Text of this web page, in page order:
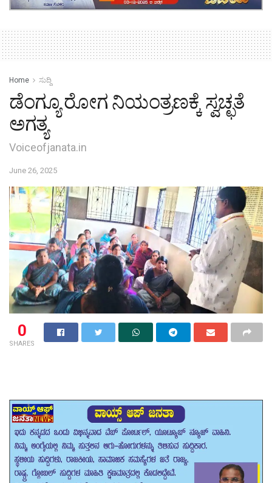
Home ಸುದ್ದಿ
ಡೆಂಗ್ಯೂ ರೋಗ ನಿಯಂತ್ರಣಕ್ಕೆ ಸ್ವಚ್ಛತೆ
ಅಗತ್ಯ
Voiceofjanata.in
June 26, 2025
0
SHARES